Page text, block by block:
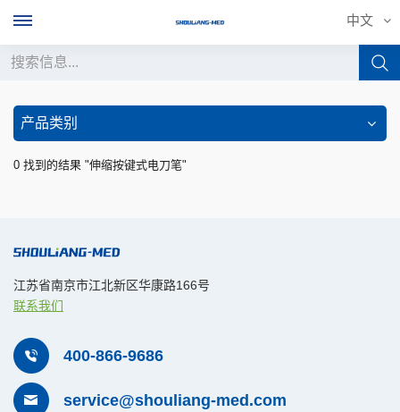
中文
中文
English
产品类别
0 找到的结果 "伸缩按键式电刀笔"
江苏省南京市江北新区华康路166号
联系我们
400-866-9686
service@shouliang-med.com